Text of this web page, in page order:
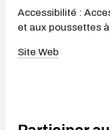
Accessibilité :
et aux poussettes
Site Web